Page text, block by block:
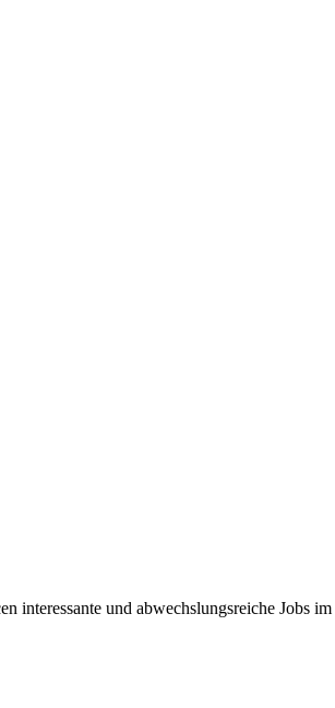
interessante und abwechslungsreiche